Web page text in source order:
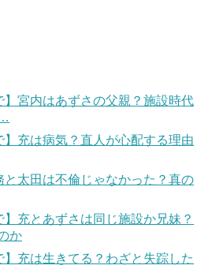
】宮内はあずさの父親？施設時代
】充は病気？直人が心配する理由
と太田は不倫じゃなかった？真の
】充とあずさは同じ施設か兄妹？
か
】充は生きてる？わざと失踪した